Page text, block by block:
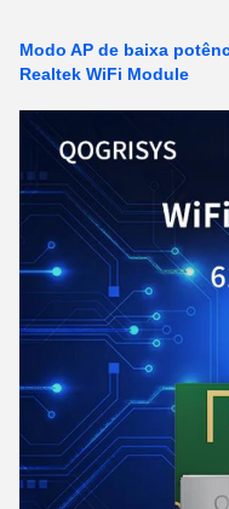
Modo AP de baixa
Realtek WiFi Module